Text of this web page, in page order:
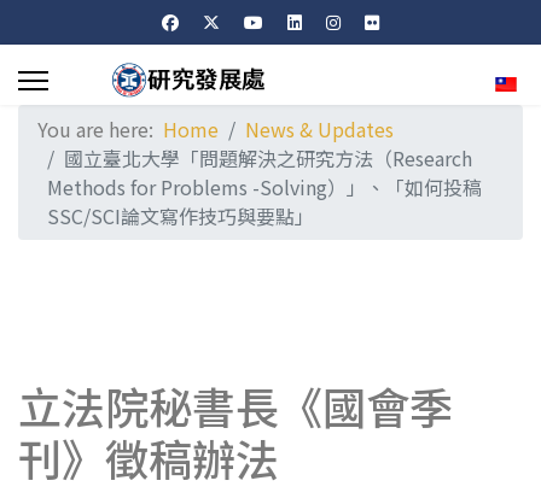
You are here: Home
News & Updates
國立臺北大學「問題解決之研究方法（Research
Methods for Problems -Solving）」、「如何投稿
SSC/SCI論文寫作技巧與要點」
立法院秘書長《國會季
刊》徵稿辦法